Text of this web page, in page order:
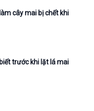
cây mai bị chết khi
trước khi lặt lá mai